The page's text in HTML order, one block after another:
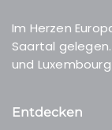
Im Herzen
Saartal
und
Entdecken